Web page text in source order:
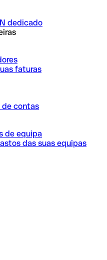
dedicado
faturas
contas
de equipa
das suas equipas